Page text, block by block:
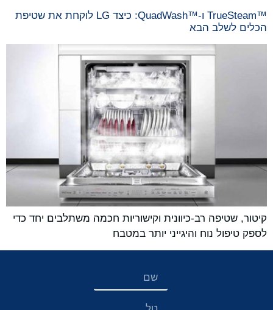
™TrueSteam ו-™QuadWash: כיצד LG לוקחת את שטיפת
הכלים לשלב הבא
קיטור, שטיפה רב-כיוונית וקישוריות חכמה משתלבים יחד כדי
לספק טיפול נוח והיגייני יותר במטבח